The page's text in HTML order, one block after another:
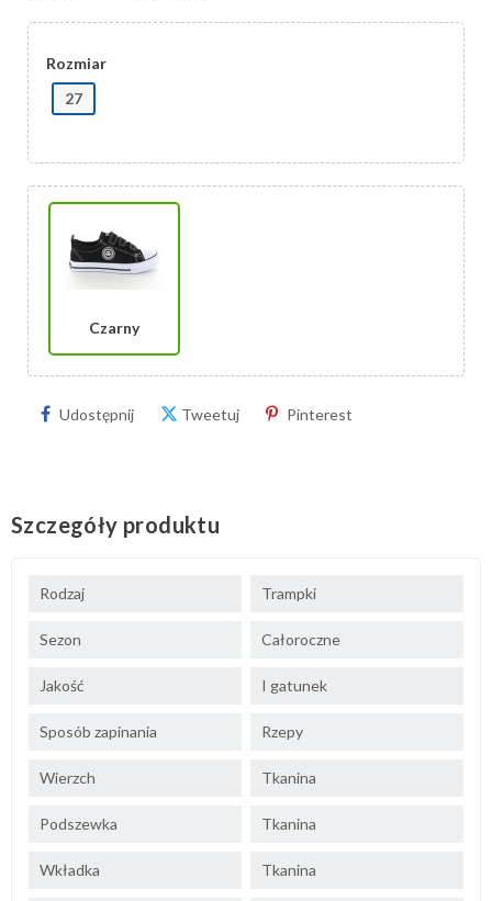
Rozmiar
27
Czarny
Udostępnij Tweetuj Pinterest
Szczegóły produktu
Rodzaj Trampki
Sezon Całoroczne
Jakość I gatunek
Sposób zapinania Rzepy
Wierzch Tkanina
Podszewka Tkanina
Wkładka Tkanina